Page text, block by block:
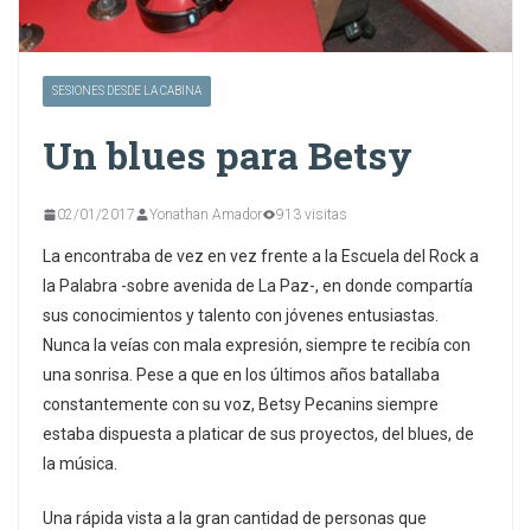
SESIONES DESDE LA CABINA
Un blues para Betsy
02/01/2017 Yonathan Amador 913 visitas
La encontraba de vez en vez frente a la Escuela del Rock a
la Palabra -sobre avenida de La Paz-, en donde compartía
sus conocimientos y talento con jóvenes entusiastas.
Nunca la veías con mala expresión, siempre te recibía con
una sonrisa. Pese a que en los últimos años batallaba
constantemente con su voz, Betsy Pecanins siempre
estaba dispuesta a platicar de sus proyectos, del blues, de
la música.
Una rápida vista a la gran cantidad de personas que